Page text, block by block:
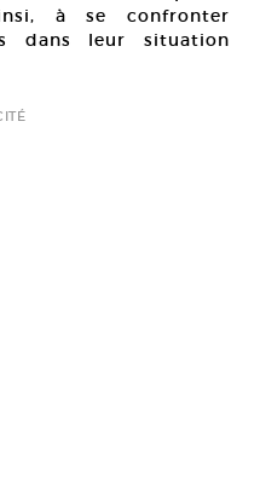
à se confronter
dans leur situation